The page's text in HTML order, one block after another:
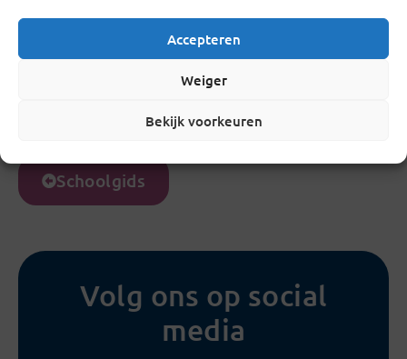
Accepteren
Weiger
Bekijk voorkeuren
9.4
Medezeggenschapsraad
Vakanties in het schooljaar 2026-2027
Schoolgids
Volg ons op social
media